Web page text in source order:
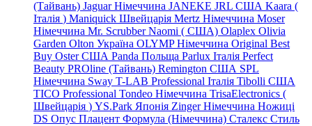
(Тайвань) Jaguar Німеччина JANEKE JRL США Kaara (
Італія ) Maniquick Швейцарія Mertz Німеччина Moser
Німеччина Mr. Scrubber Naomi ( США) Olaplex Olivia
Garden Olton Україна OLYMP Німеччина Original Best
Buy Oster США Panda Польща Parlux Італія Perfect
Beauty PROline (Тайвань) Remington США SPL
Німеччина Sway T-LAB Professional Італія Tibolli США
TICO Professional Tondeo Німеччина TrisaElectronics (
Швейцарія ) YS.Park Японія Zinger Німеччина Ножиці
DS Опус Плацент Формула (Німеччина) Сталекс Стиль